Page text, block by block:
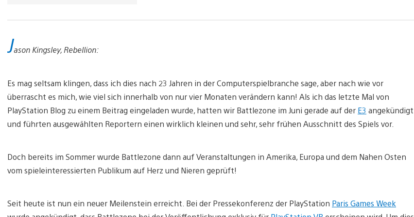
Jason Kingsley, Rebellion:
Es mag seltsam klingen, dass ich dies nach 23 Jahren in der Computerspielbranche sage, aber nach wie vor
überrascht es mich, wie viel sich innerhalb von nur vier Monaten verändern kann! Als ich das letzte Mal von
PlayStation Blog zu einem Beitrag eingeladen wurde, hatten wir Battlezone im Juni gerade auf der E3 angekündigt
und führten ausgewählten Reportern einen wirklich kleinen und sehr, sehr frühen Ausschnitt des Spiels vor.
Doch bereits im Sommer wurde Battlezone dann auf Veranstaltungen in Amerika, Europa und dem Nahen Osten
vom spieleinteressierten Publikum auf Herz und Nieren geprüft!
Seit heute ist nun ein neuer Meilenstein erreicht. Bei der Pressekonferenz der PlayStation Paris Games Week